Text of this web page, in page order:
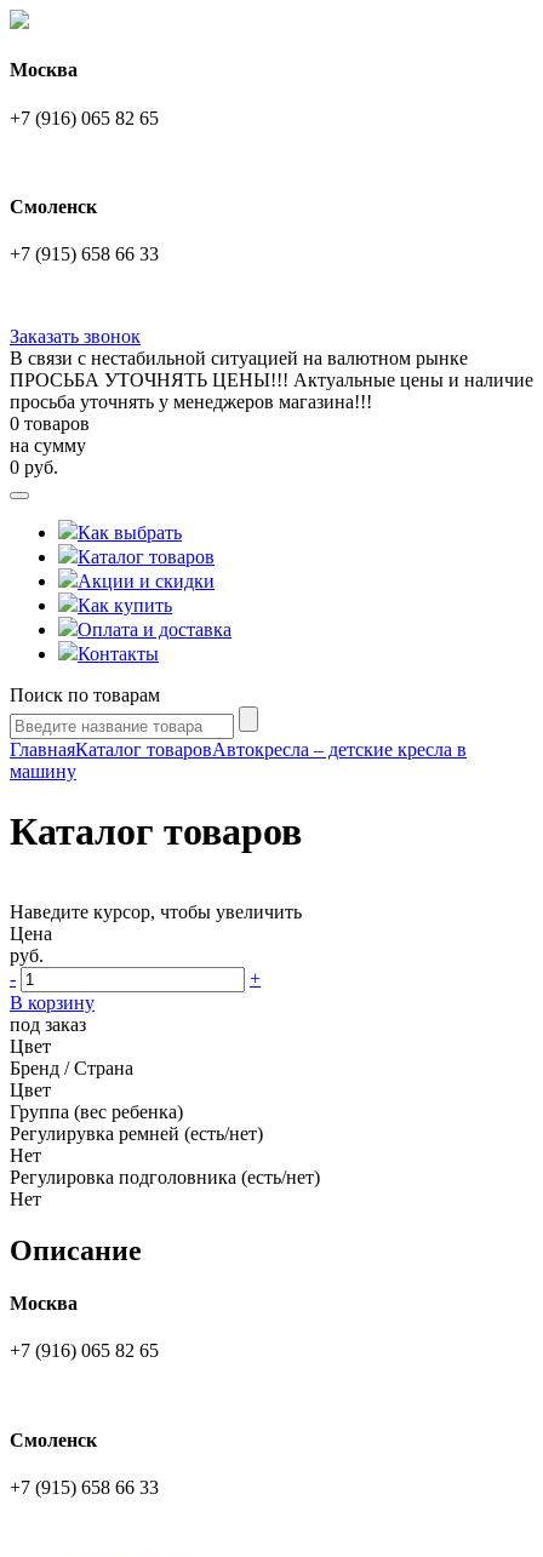
Москва
+7 (916) 065 82 65
Смоленск
+7 (915) 658 66 33
Заказать звонок
В связи с нестабильной ситуацией на валютном рынке
ПРОСЬБА УТОЧНЯТЬ ЦЕНЫ!!! Актуальные цены и наличие
просьба уточнять у менеджеров магазина!!!
0 товаров
на сумму
0 руб.
Как выбрать
Каталог товаров
Акции и скидки
Как купить
Оплата и доставка
Контакты
Поиск по товарам
ГлавнаяКаталог товаровАвтокресла – детские кресла в
машину
Каталог товаров
Наведите курсор, чтобы увеличить
Цена
руб.
-
+
В корзину
под заказ
Цвет
Бренд / Страна
Цвет
Группа (вес ребенка)
Регулирувка ремней (есть/нет)
Нет
Регулировка подголовника (есть/нет)
Нет
Описание
Москва
+7 (916) 065 82 65
Смоленск
+7 (915) 658 66 33